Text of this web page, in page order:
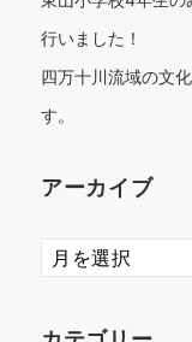
行いました！
四万十川流域の文
す。
アーカイブ
ア
ー